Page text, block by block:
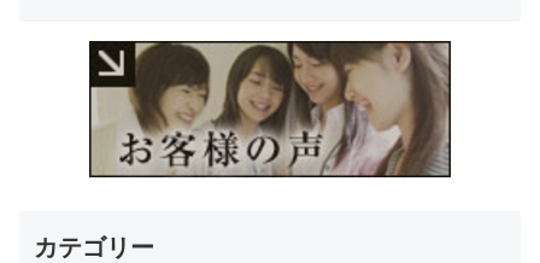
カテゴリー